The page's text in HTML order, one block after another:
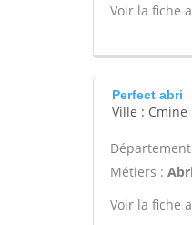
Voir la fiche
Perfect abri
Ville : Cmine
Métiers :
Voir la fiche